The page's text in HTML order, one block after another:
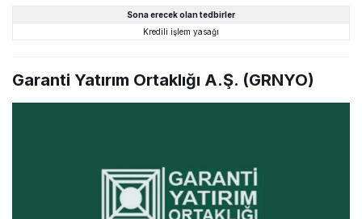
Sona erecek olan tedbirler
Kredili işlem yasağı
Garanti Yatırım Ortaklığı A.Ş. (GRNYO)